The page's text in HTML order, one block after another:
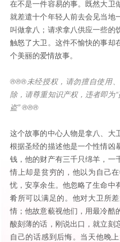
在不是一件容易的事。既然大卫
就差遣十个年轻人前去会见当地
叫做拿八；请求拿八供应一些的
触怒了大卫。这件不愉快的事却
个美丽的爱情故事。
®®®未经授权，请勿擅自使用
除，请尊重知识产权，违者即为“
盗” ®®®
这个故事的中心人物是拿八、大
根据圣经的描述他是一个性情凶
钱，他的财产有三千只绵羊，一
情上却是贫穷的，他以为自己
忧，安享余生。他忽略了生命中
肴所可以满足的。他对大卫所
情；他故意藐视他们，用最冷酷
酸刻薄的话，刚说出口，就立刻
自己的话感到后悔。当天他晚